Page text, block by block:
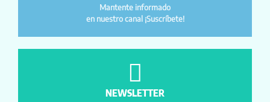
Mantente informado
en nuestro canal ¡Suscríbete!
NEWSLETTER